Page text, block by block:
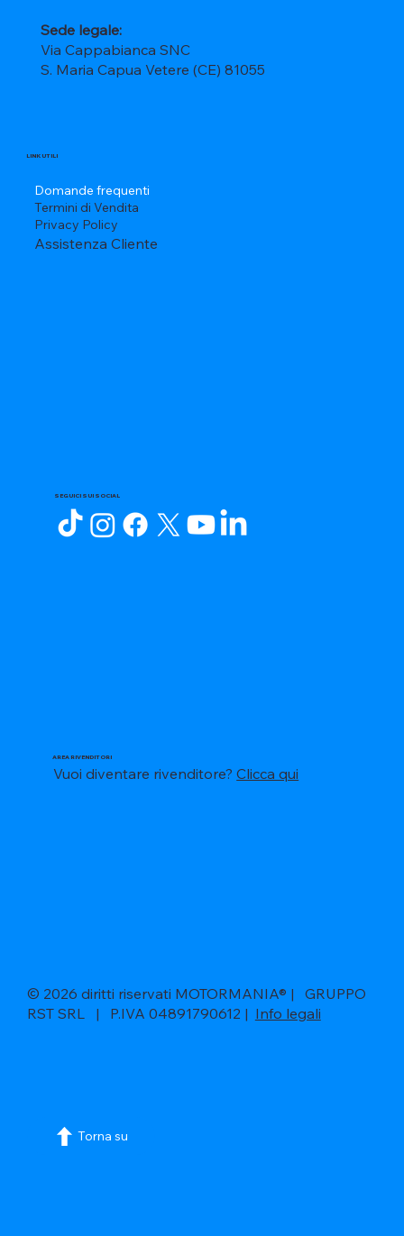
Sede legale:
Via Cappabianca SNC
S. Maria Capua Vetere (CE) 81055
LINK UTILI
Domande frequenti
Termini di Vendita
Privacy Policy
Assistenza Cliente
SEGUICI SUI SOCIAL
AREA RIVENDITORI
Vuoi diventare rivenditore?Clicca qui
© 2026 diritti riservati MOTORMANIA® | GRUPPO
RST SRL | P.IVA 04891790612 | Info legali
Torna su